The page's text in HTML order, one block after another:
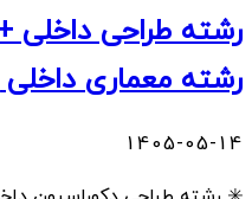
رشته طراحی داخلی
رشته معماری
1405-05-14